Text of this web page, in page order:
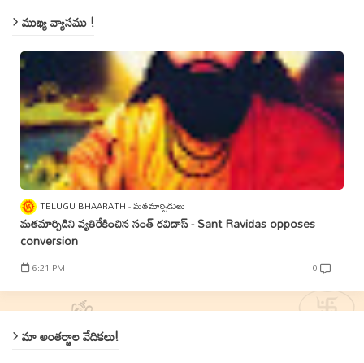
ముఖ్య వ్యాసము !
TELUGU BHAARATH మతమార్పిడులు
మతమార్పిడిని వ్యతిరేకించిన సంత్‌ రవిదాస్‌ - Sant Ravidas opposes
conversion
6:21 PM 0
మా అంతర్జాల వేదికలు!